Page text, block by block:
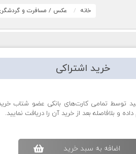
خانه عکس / مسافرت و
خرید اشتراکی
توسط تمامی کارت‌های بانکی عضو شتاب
داده و بلافاصله بعد از خرید آن را دریافت نمایید.
اضافه به سبد خريد